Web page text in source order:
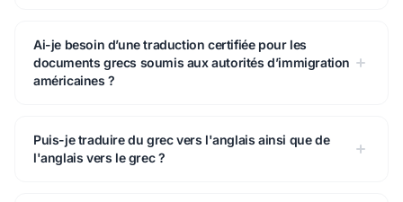
Ai-je besoin d’une traduction certifiée pour les
documents grecs soumis aux autorités d’immigration
américaines ?
Puis-je traduire du grec vers l'anglais ainsi que de
l'anglais vers le grec ?